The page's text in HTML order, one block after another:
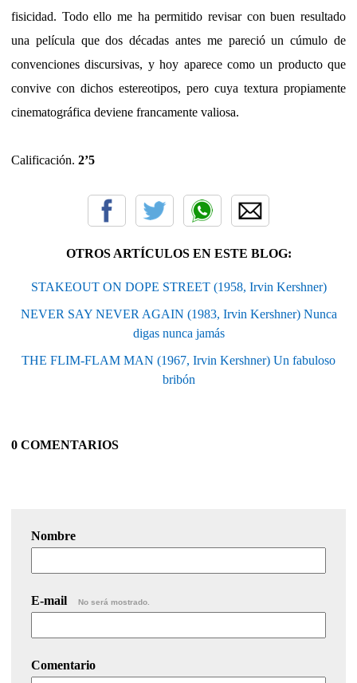
fisicidad. Todo ello me ha permitido revisar con buen resultado
una película que dos décadas antes me pareció un cúmulo de
convenciones discursivas, y hoy aparece como un producto que
convive con dichos estereotipos, pero cuya textura propiamente
cinematográfica deviene francamente valiosa.
Calificación. 2’5
OTROS ARTÍCULOS EN ESTE BLOG:
STAKEOUT ON DOPE STREET (1958, Irvin Kershner)
NEVER SAY NEVER AGAIN (1983, Irvin Kershner) Nunca
digas nunca jamás
THE FLIM-FLAM MAN (1967, Irvin Kershner) Un fabuloso
bribón
0 COMENTARIOS
Nombre
E-mail No será mostrado.
Comentario